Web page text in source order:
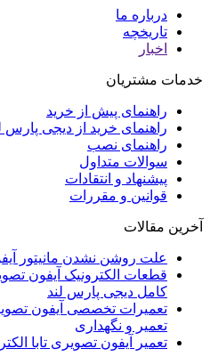
درباره ما
تاریخچه
اخبار
خدمات مشتریان
راهنمای پیش از خرید
راهنمای خرید از دیجی پارس
راهنمای نصب
سوالات متداول
پیشنهاد و انتقادات
قوانین و مقررات
آخرین مقالات
علت روشن نشدن مانیتور
قطعات الکترونیک آیفون
کامل دیجی پارس لند
تعمیرات تخصصی آیفون
تعمیر و نگهداری
تعمیر آیفون تصویری تابا